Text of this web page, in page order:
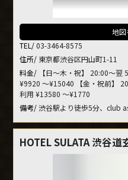
地図
TEL/03-3464-8575
住所/ 東京都渋谷区円山町1-11
料金/ 【日～木・祝】 20:00～翌
¥9920 ～¥15040 【金・祝前】
利用 ¥13580 ～¥1770
備考/ 渋谷駅より徒歩5分、club
HOTEL SULATA 渋谷道